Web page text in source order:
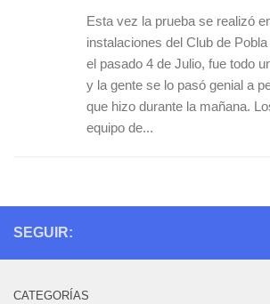
Esta vez la prueba se realizó
instalaciones del Club de
el pasado 4 de Julio, fue todo
y la gente se lo pasó genial a
que hizo durante la mañana.
equipo de...
SEGUIR:
CATEGORÍAS